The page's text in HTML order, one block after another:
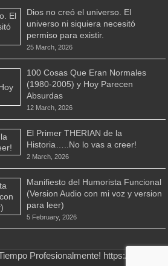
Dios no creó el universo. El
universo ni siquiera necesitó
permiso para existir.
25 March, 2026
100 Cosas Que Eran Normales
(1980-2005) y Hoy Parecen
Absurdas
12 March, 2026
El Primer THERIAN de la
Historia…..No lo vas a creer!
2 March, 2026
Manifiesto del Humorista Funcional
(Version Audio con mi voz y version
para leer)
5 February, 2026
Profesionalmente! https://wow.mx